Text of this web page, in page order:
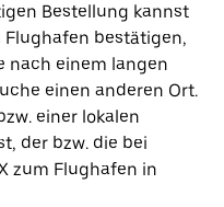
Bestellung kannst
Flughafen bestätigen,
nach einem langen
einen anderen Ort.
einer lokalen
der bzw. die bei
zum Flughafen in